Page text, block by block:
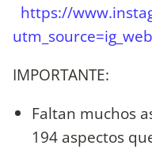
https://
IMPORTANTE:
Faltan muchos
194 aspectos